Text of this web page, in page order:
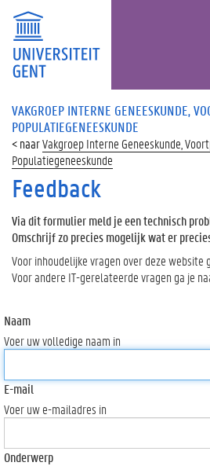
VAKGROEP INTERNE GENEESKUNDE,
POPULATIEGENEESKUNDE
Vakgroep Interne Geneeskunde,
Populatiegeneeskunde
Feedback
Via dit formulier meld je een technisch
Omschrijf zo precies mogelijk wat er
Voor inhoudelijke vragen over deze website
Voor andere IT-gerelateerde vragen ga je
Naam
Voer uw volledige naam in
E-mail
Voer uw e-mailadres in
Onderwerp